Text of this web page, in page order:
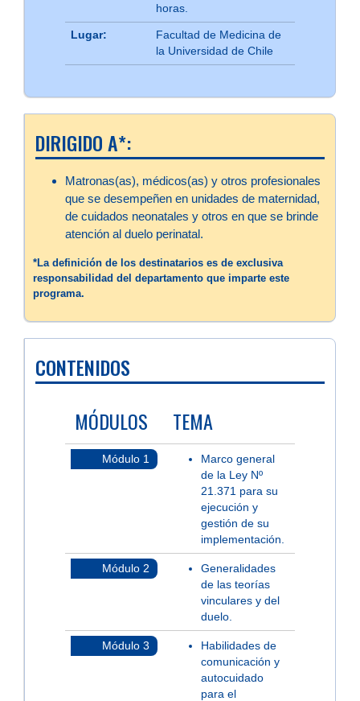
horas.
Lugar:
Facultad de Medicina de
la Universidad de Chile
DIRIGIDO A*:
Matronas(as), médicos(as) y otros profesionales
que se desempeñen en unidades de maternidad,
de cuidados neonatales y otros en que se brinde
atención al duelo perinatal.
*La definición de los destinatarios es de exclusiva
responsabilidad del departamento que imparte este
programa.
CONTENIDOS
MÓDULOS
TEMA
Módulo 1
Marco general
de la Ley Nº
21.371 para su
ejecución y
gestión de su
implementación.
Módulo 2
Generalidades
de las teorías
vinculares y del
duelo.
Módulo 3
Habilidades de
comunicación y
autocuidado
para el